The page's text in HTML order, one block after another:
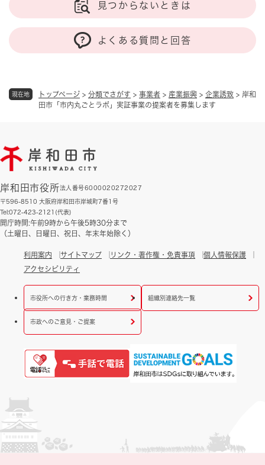
現在地 トップページ > 分類でさがす > 事業者 > 産業振興 > 企業誘致 > 岸和
田市「市内丸ごとラボ」実証事業の提案者を募集します
見つからないときは
よくある質問と回答
岸和田市役所法人番号6000020272027
〒596-8510 大阪府岸和田市岸城町7番1号
Tel:072-423-2121(代表)
開庁時間:午前9時から午後5時30分まで
（土曜日、日曜日、祝日、年末年始除く）
利用案内 サイトマップ リンク・著作権・免責事項
個人情報保護
アクセシビリティ
市役所への行き方・業務時間 組織別連絡先一覧
市政へのご意見・ご提案